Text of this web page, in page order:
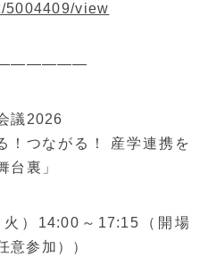
5004409/view
議2026
！つながる！ 産学連携を
台裏」
）14:00～17:15（開場
意参加））